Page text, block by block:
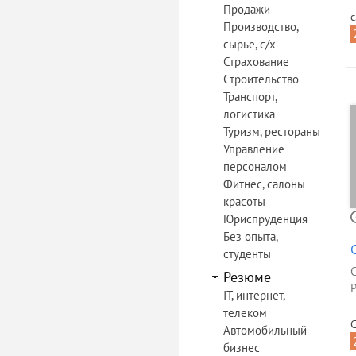
Продажи
Производство,
сырьё, с/х
Страхование
Строительство
Транспорт,
логистика
Туризм, рестораны
Управление
персоналом
Фитнес, салоны
красоты
Юриспруденция
Без опыта,
студенты
Резюме
IT, интернет,
телеком
Автомобильный
бизнес